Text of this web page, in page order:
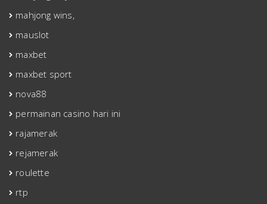
mahjong wins,
mauslot
maxbet
maxbet sport
nova88
permainan casino hari ini
rajamerak
rejamerak
roulette
rtp